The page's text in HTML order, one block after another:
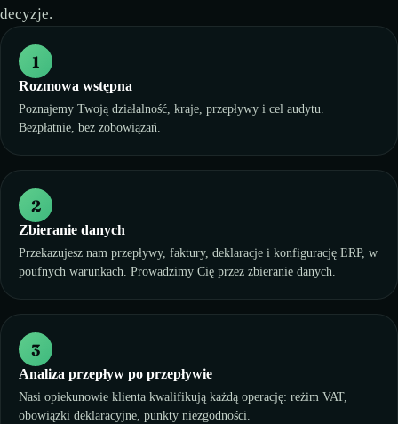
decyzje.
1
Rozmowa wstępna
Poznajemy Twoją działalność, kraje, przepływy i cel audytu.
Bezpłatnie, bez zobowiązań.
2
Zbieranie danych
Przekazujesz nam przepływy, faktury, deklaracje i konfigurację ERP, w
poufnych warunkach. Prowadzimy Cię przez zbieranie danych.
3
Analiza przepływ po przepływie
Nasi opiekunowie klienta kwalifikują każdą operację: reżim VAT,
obowiązki deklaracyjne, punkty niezgodności.